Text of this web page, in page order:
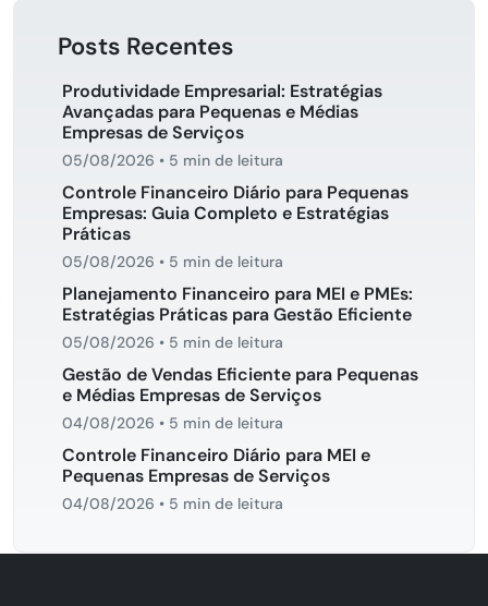
Posts Recentes
Produtividade Empresarial: Estratégias
Avançadas para Pequenas e Médias
Empresas de Serviços
05/08/2026 • 5 min de leitura
Controle Financeiro Diário para Pequenas
Empresas: Guia Completo e Estratégias
Práticas
05/08/2026 • 5 min de leitura
Planejamento Financeiro para MEI e PMEs:
Estratégias Práticas para Gestão Eficiente
05/08/2026 • 5 min de leitura
Gestão de Vendas Eficiente para Pequenas
e Médias Empresas de Serviços
04/08/2026 • 5 min de leitura
Controle Financeiro Diário para MEI e
Pequenas Empresas de Serviços
04/08/2026 • 5 min de leitura